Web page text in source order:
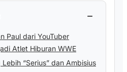
−
Paul dari YouTuber
Atlet Hiburan WWE
“Serius” dan Ambisius